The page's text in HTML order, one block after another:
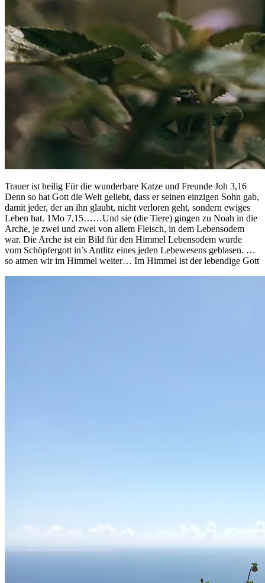
Trauer ist heilig Für die wunderbare Katze und Freunde Joh 3,16
Denn so hat Gott die Welt geliebt, dass er seinen einzigen Sohn gab,
damit jeder, der an ihn glaubt, nicht verloren geht, sondern ewiges
Leben hat. 1Mo 7,15……Und sie (die Tiere) gingen zu Noah in die
Arche, je zwei und zwei von allem Fleisch, in dem Lebensodem
war. Die Arche ist ein Bild für den Himmel Lebensodem wurde
vom Schöpfergott in’s Antlitz eines jeden Lebewesens geblasen. …
so atmen wir im Himmel weiter… Im Himmel ist der lebendige Gott